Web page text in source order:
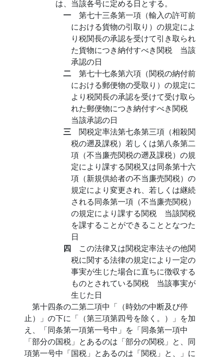
は、当該各号に定める日とする。
一 第七十三条第一項（輸入の許可前
における貨物の引取り）の規定によ
り税関長の承認を受けて引き取られ
た貨物につき納付すべき関税 当該
承認の日
二 第七十七条第六項（関税の納付前
における郵便物の受取り）の規定に
より税関長の承認を受けて受け取ら
れた郵便物につき納付すべき関税
当該承認の日
三 関税定率法第七条第三項（相殺関
税の遡及課税）若しくは第八条第二
項（不当廉売関税の遡及課税）の規
定により課する関税又は同条第十六
項（新規供給者の不当廉売関税）の
規定により変更され、若しくは継続
される同条第一項（不当廉売関税）
の規定により課する関税 当該関税
を課することができることとなつた
日
四 この法律又は関税定率法その他関
税に関する法律の規定により一定の
事実が生じた場合に直ちに徴収する
ものとされている関税 当該事実が
生じた日
第十四条の二第二項中「（時効の中断及び停
止）」の下に「（第三項第四号を除く。）」を加
え、「同条第一項第一号中」を「同条第一項中
「部分の国税」とあるのは「部分の関税」と、同
項第一号中「国税」とあるのは「関税」と、」に